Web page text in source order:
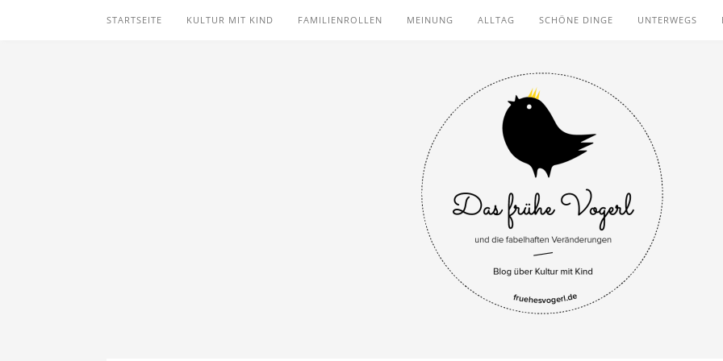
STARTSEITE KULTUR MIT KIND FAMILIENROLLEN MEINUNG ALLTAG SCHÖNE DINGE UNTERWEGS